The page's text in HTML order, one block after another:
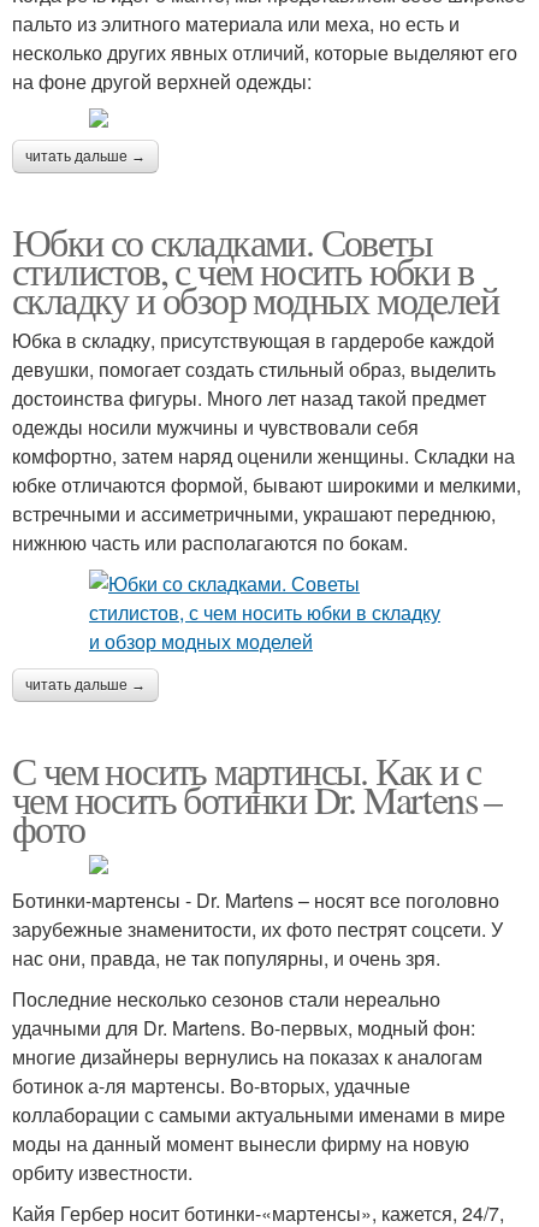
пальто из элитного материала или меха, но есть и
несколько других явных отличий, которые выделяют его
на фоне другой верхней одежды:
читать дальше →
Юбки со складками. Советы
стилистов, с чем носить юбки в
складку и обзор модных моделей
Юбка в складку, присутствующая в гардеробе каждой
девушки, помогает создать стильный образ, выделить
достоинства фигуры. Много лет назад такой предмет
одежды носили мужчины и чувствовали себя
комфортно, затем наряд оценили женщины. Складки на
юбке отличаются формой, бывают широкими и мелкими,
встречными и ассиметричными, украшают переднюю,
нижнюю часть или располагаются по бокам.
читать дальше →
С чем носить мартинсы. Как и с
чем носить ботинки Dr. Martens –
фото
Ботинки-мартенсы - Dr. Martens – носят все поголовно
зарубежные знаменитости, их фото пестрят соцсети. У
нас они, правда, не так популярны, и очень зря.
Последние несколько сезонов стали нереально
удачными для Dr. Martens. Во-первых, модный фон:
многие дизайнеры вернулись на показах к аналогам
ботинок а-ля мартенсы. Во-вторых, удачные
коллаборации с самыми актуальными именами в мире
моды на данный момент вынесли фирму на новую
орбиту известности.
Кайя Гербер носит ботинки-«мартенсы», кажется, 24/7,